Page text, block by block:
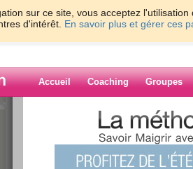
sur ce site, vous acceptez
d'intérêt. En savoir plus et gérer ces
Accueil Coaching Groupes
>
Blog de